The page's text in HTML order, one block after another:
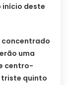
início deste
concentrado
uma
centro-
triste quinto